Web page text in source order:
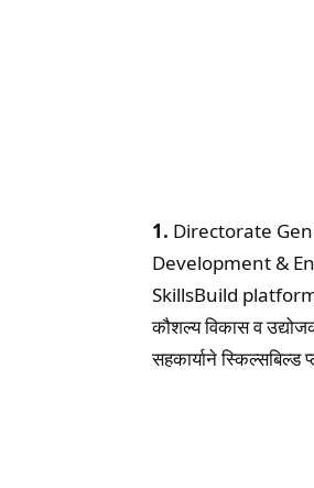
1. Directorate
Development &
SkillsBuild
कौशल्य विकास व
सहकार्याने स्किल्सबिल्ड